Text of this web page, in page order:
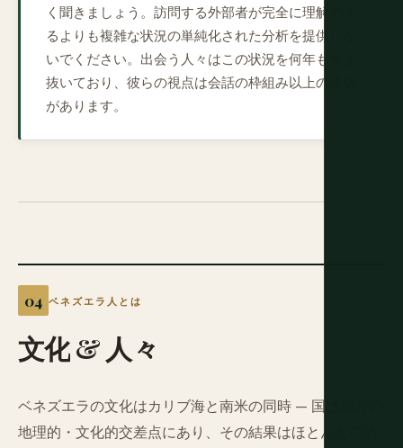
く聞きましょう。訪問する外部者が完全に理解でき
るよりも複雑な状況の単純化された分析を提供しな
いでください。出会う人々はこの状況を何年も生き
抜いており、彼らの視点は会話の枠組み以上の価値
があります。
ベネズエラ人とは
文化& 人々
ベネズエラの文化はカリブ海と南米の同時 — 国は両方の
地理的・文化的交差点にあり、その結果はほとんどの訪